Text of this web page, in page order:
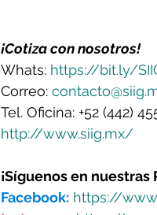
¡Cotiza con nosotros!
Whats: https://bit.ly/
Correo:
Tel. Oficina: +52 (442)
http://www.siig.mx/
¡Síguenos en nuestras
Facebook: https://